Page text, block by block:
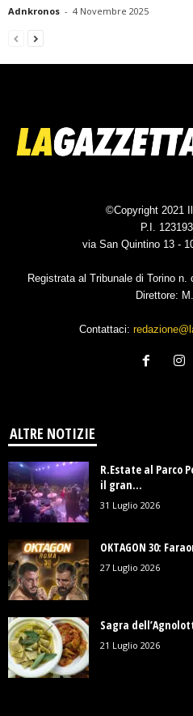
Adnkronos - 4 Novembre 2025
©Copyright 2021
P.I.
via San Quintino 13 -
Registrata al Tribunale di Torino
Direttore:
Contattaci:
ALTRE NOTIZIE
R.Estate al Parco
il gran...
31 Luglio 2026
OKTAGON 30:
27 Luglio 2026
Sagra
21 Luglio 2026